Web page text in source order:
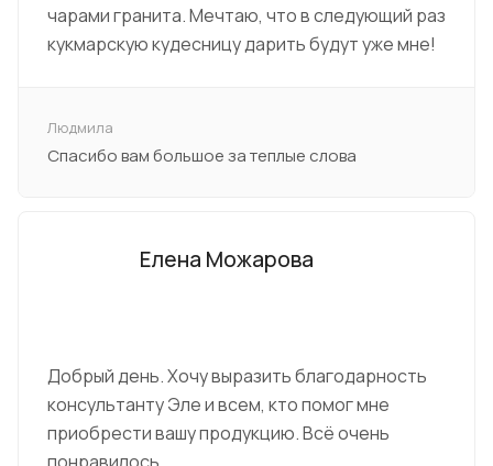
чарами гранита. Мечтаю, что в следующий раз
кукмарскую кудесницу дарить будут уже мне!
Людмила
Спасибо вам большое за теплые слова
Елена Можарова
Добрый день. Хочу выразить благодарность
консультанту Эле и всем, кто помог мне
приобрести вашу продукцию. Всё очень